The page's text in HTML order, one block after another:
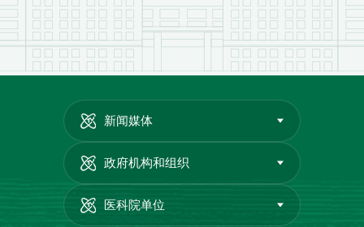
新闻媒体
政府机构和组织
医科院单位